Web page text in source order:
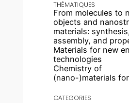
THÉMATIQUES
From molecules to
objects and
materials:
assembly, and
Materials for new
technologies
Chemistry of
(nano-)materials
CATEGORIES